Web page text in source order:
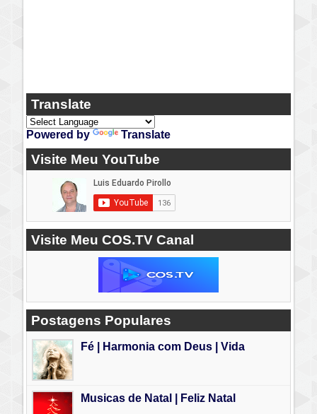
Translate
Powered by Translate
Visite Meu YouTube
Visite Meu COS.TV Canal
Postagens Populares
Fé | Harmonia com Deus | Vida
Musicas de Natal | Feliz Natal